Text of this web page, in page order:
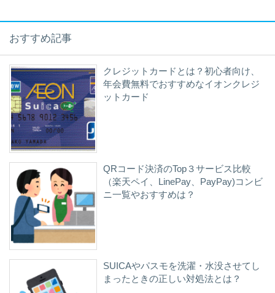
おすすめ記事
クレジットカードとは？初心者向け、
年会費無料でおすすめなイオンクレジ
ットカード
QRコード決済のTop３サービス比較
（楽天ペイ、LinePay、PayPay)コンビ
ニ一覧やおすすめは？
SUICAやパスモを洗濯・水没させてし
まったときの正しい対処法とは？